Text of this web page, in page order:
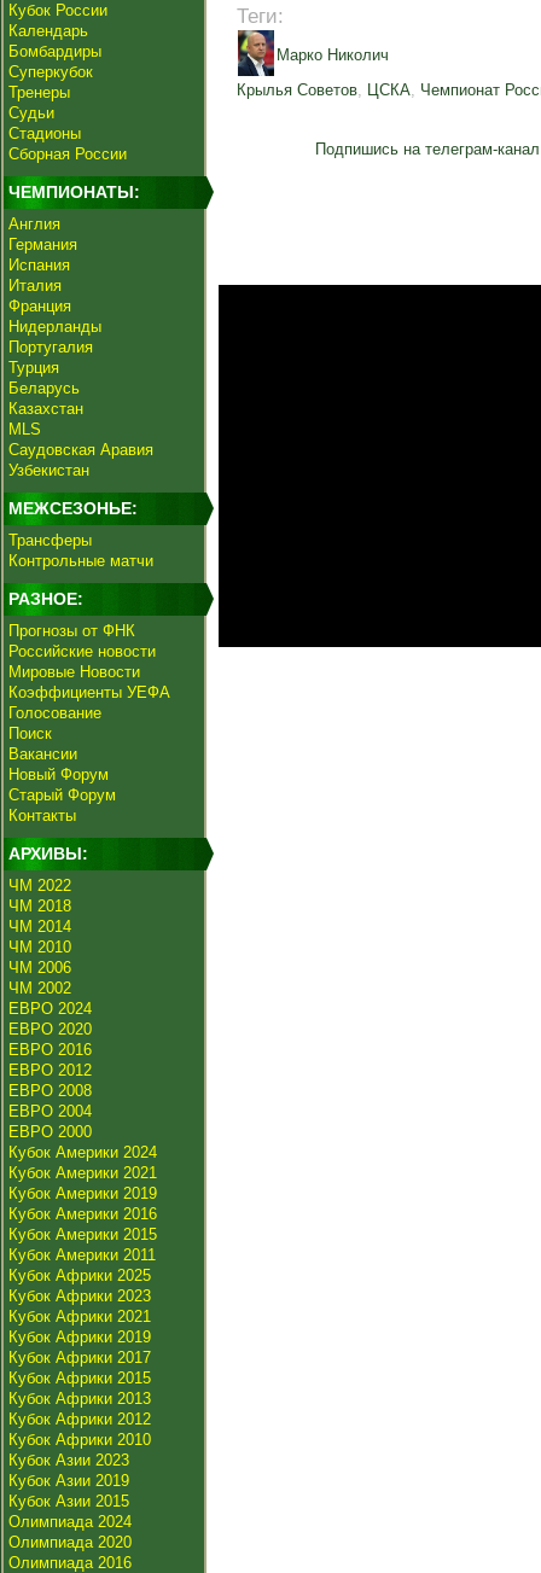
Кубок России
Календарь
Бомбардиры
Суперкубок
Тренеры
Судьи
Стадионы
Сборная России
ЧЕМПИОНАТЫ:
Англия
Германия
Испания
Италия
Франция
Нидерланды
Португалия
Турция
Беларусь
Казахстан
MLS
Саудовская Аравия
Узбекистан
МЕЖСЕЗОНЬЕ:
Трансферы
Контрольные матчи
РАЗНОЕ:
Прогнозы от ФНК
Российские новости
Мировые Новости
Коэффициенты УЕФА
Голосование
Поиск
Вакансии
Новый Форум
Старый Форум
Контакты
АРХИВЫ:
ЧМ 2022
ЧМ 2018
ЧМ 2014
ЧМ 2010
ЧМ 2006
ЧМ 2002
ЕВРО 2024
ЕВРО 2020
ЕВРО 2016
ЕВРО 2012
ЕВРО 2008
ЕВРО 2004
ЕВРО 2000
Кубок Америки 2024
Кубок Америки 2021
Кубок Америки 2019
Кубок Америки 2016
Кубок Америки 2015
Кубок Америки 2011
Кубок Африки 2025
Кубок Африки 2023
Кубок Африки 2021
Кубок Африки 2019
Кубок Африки 2017
Кубок Африки 2015
Кубок Африки 2013
Кубок Африки 2012
Кубок Африки 2010
Кубок Азии 2023
Кубок Азии 2019
Кубок Азии 2015
Олимпиада 2024
Олимпиада 2020
Олимпиада 2016
Теги:
Марко Николич
Крылья Советов, ЦСКА, Чемпионат
Подпишись на телеграм-